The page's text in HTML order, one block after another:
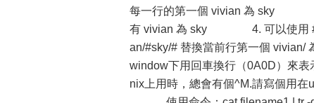
每一行的第一個 vivian 為 sky ：
有 vivian 為 sky 4. 可以使用 #
an/#sky/# 替換當前行第一個
window下用回車換行（0A0D）來
nix上用時，總會有個^M.請寫個用